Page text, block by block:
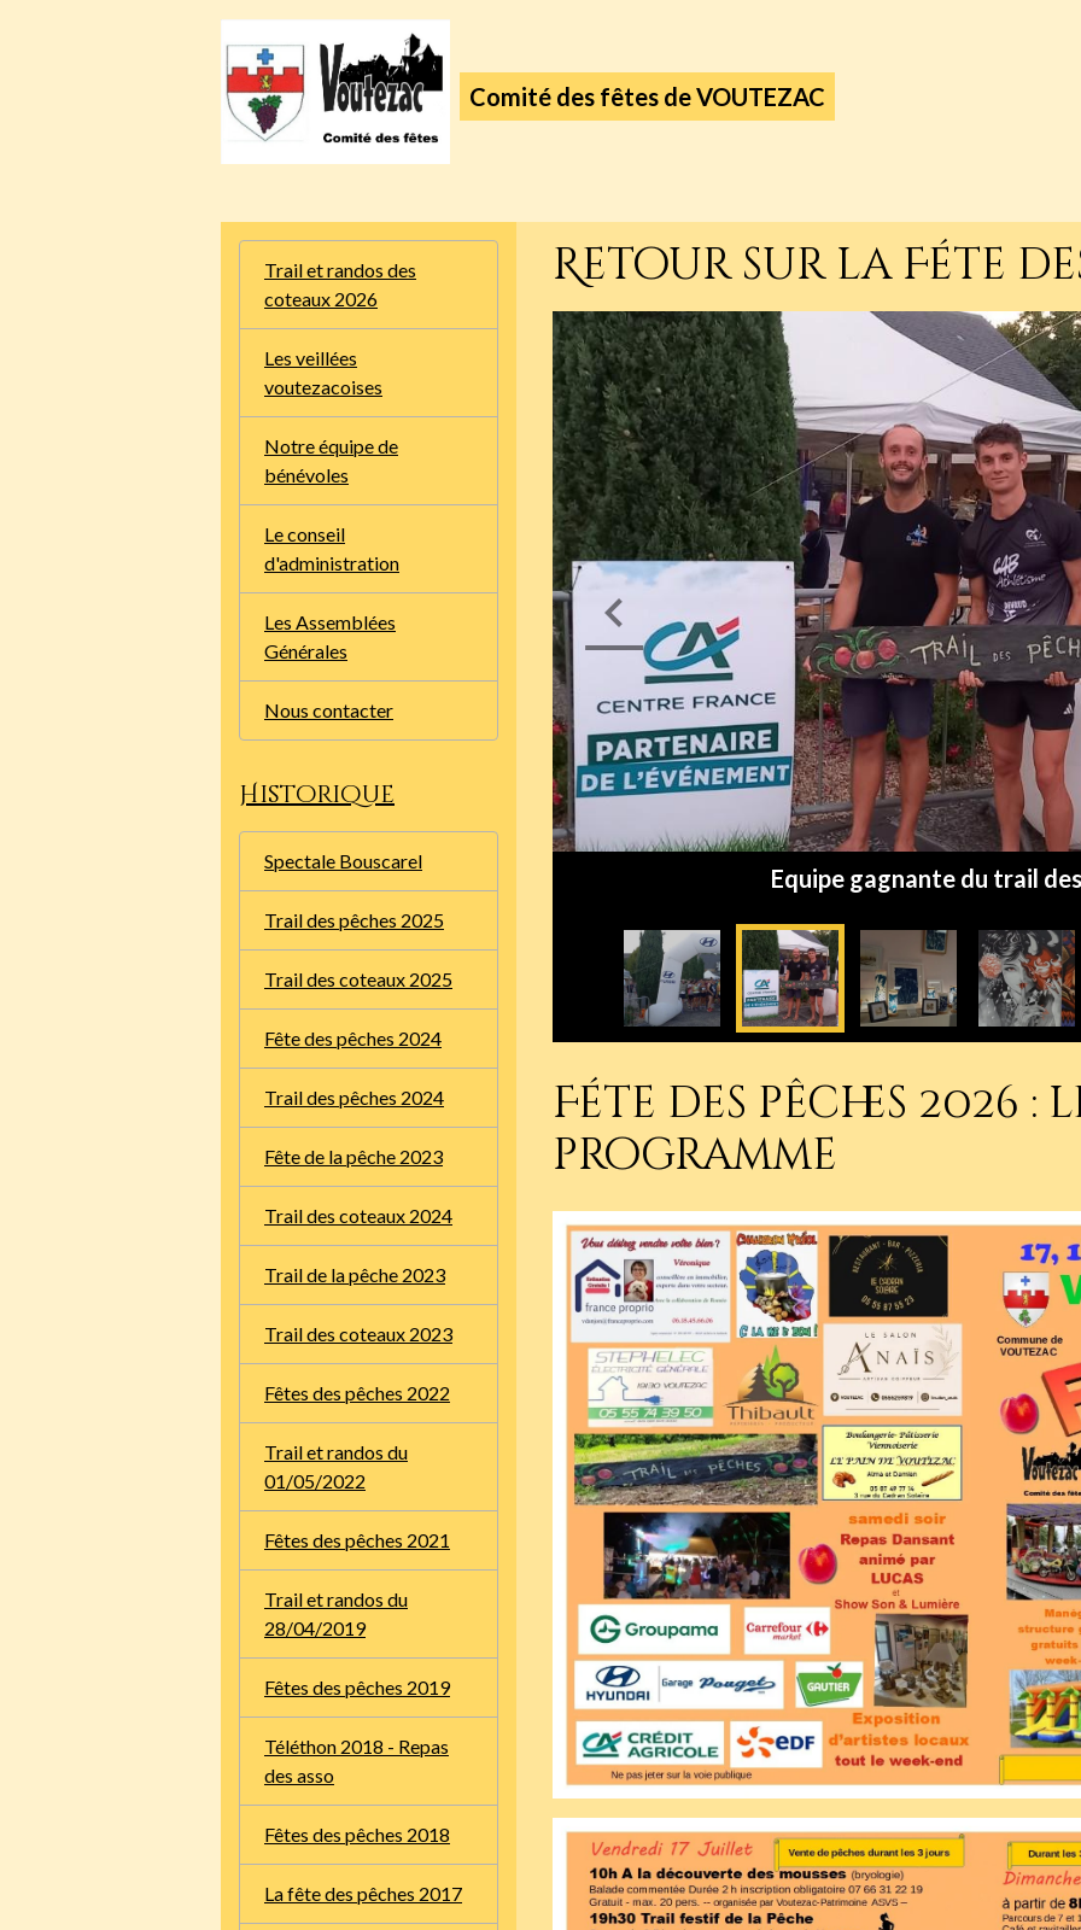
Comité des fêtes de VOUTEZAC
Retour sur la Féte des
Equipe gagnante du trail des pêches
Féte des pêches 2026 :
programme
Trail et randos des
coteaux 2026
Les veillées
voutezacoises
Notre équipe de
bénévoles
Le conseil
d'administration
Les Assemblées
Générales
Nous contacter
Historique
Spectale Bouscarel
Trail des pêches 2025
Trail des coteaux 2025
Fête des pêches 2024
Trail des pêches 2024
Fête de la pêche 2023
Trail des coteaux 2024
Trail de la pêche 2023
Trail des coteaux 2023
Fêtes des pêches 2022
Trail et randos du
01/05/2022
Fêtes des pêches 2021
Trail et randos du
28/04/2019
Fêtes des pêches 2019
Téléthon 2018 - Repas
des asso
Fêtes des pêches 2018
La fête des pêches 2017